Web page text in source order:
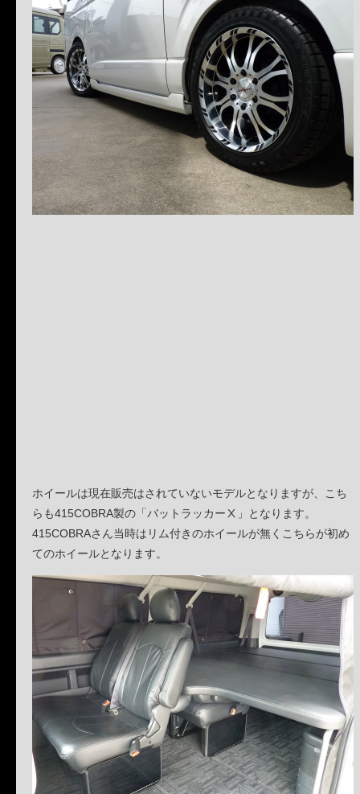
ホイールは現在販売はされていないモデルとなりますが、こち
らも415COBRA製の「バットラッカーⅩ」となります。
415COBRAさん当時はリム付きのホイールが無くこちらが初め
てのホイールとなります。